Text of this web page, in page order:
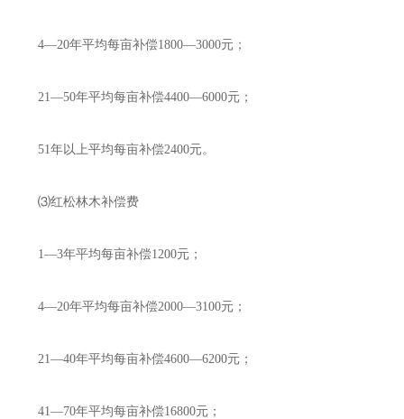
4—20年平均每亩补偿1800—3000元；
21—50年平均每亩补偿4400—6000元；
51年以上平均每亩补偿2400元。
⑶红松林木补偿费
1—3年平均每亩补偿1200元；
4—20年平均每亩补偿2000—3100元；
21—40年平均每亩补偿4600—6200元；
41—70年平均每亩补偿16800元；